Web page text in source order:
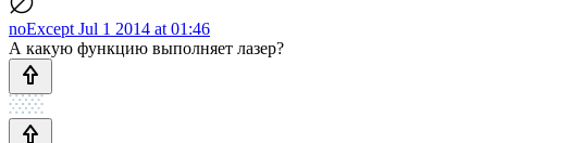
noExcept Jul 1 2014 at 01:46
А какую функцию выполняет лазер?